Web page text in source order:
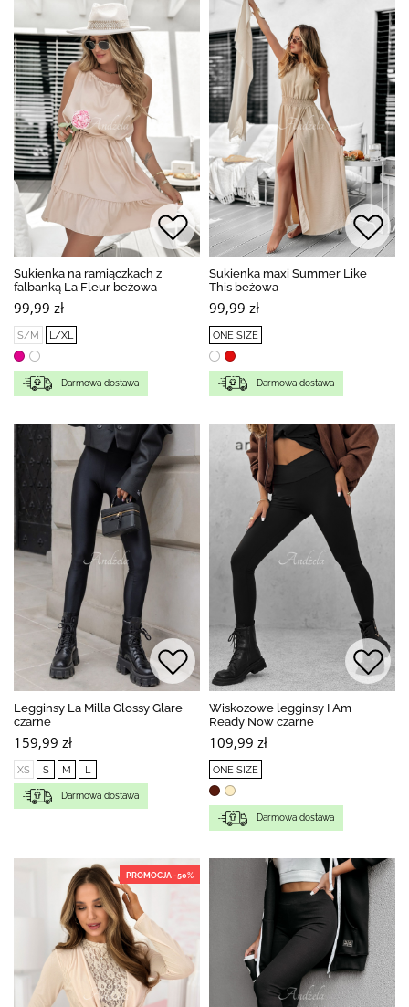
Sukienka na ramiączkach z
falbanką La Fleur beżowa
99,99 zł
S/M L/XL
Darmowa dostawa
Sukienka maxi Summer Like
This beżowa
99,99 zł
ONE SIZE
Darmowa dostawa
Legginsy La Milla Glossy Glare
czarne
159,99 zł
XS S M L
Darmowa dostawa
Wiskozowe legginsy I Am
Ready Now czarne
109,99 zł
ONE SIZE
Darmowa dostawa
PROMOCJA -50%